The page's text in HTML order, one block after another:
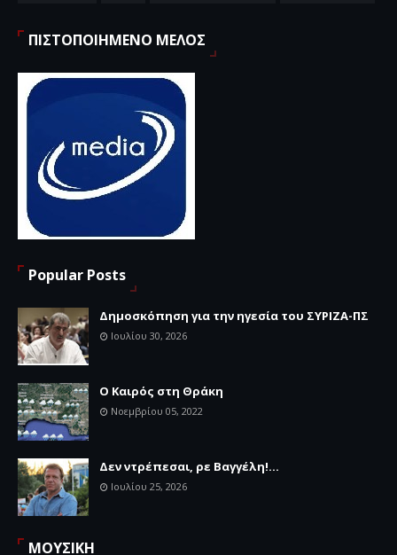
ΠΙΣΤΟΠΟΙΗΜΕΝΟ ΜΕΛΟΣ
Popular Posts
Δημοσκόπηση για την ηγεσία του ΣΥΡΙΖΑ-ΠΣ
Ιουλίου 30, 2026
Ο Καιρός στη Θράκη
Νοεμβρίου 05, 2022
Δεν ντρέπεσαι, ρε Βαγγέλη!...
Ιουλίου 25, 2026
ΜΟΥΣΙΚΗ